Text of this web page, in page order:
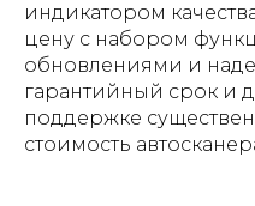
индикатором
цену с набором
обновлениями и
гарантийный срок и
поддержке
стоимость